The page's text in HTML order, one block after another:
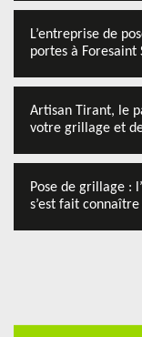
L’entreprise de
portes à Foresaint
Artisan Tirant, le
votre grillage et
Pose de grillage :
s’est fait